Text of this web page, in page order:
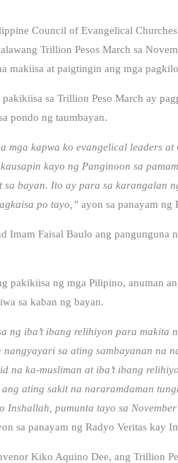
Council of Evangelical
Trillion Pesos March sa
makiisa at paigtingin ang mga
sa Trillion Peso March ay
pondo ng taumbayan.
mga kapwa ko evangelical leaders
kayo ng Panginoon sa
bayan. Ito ay para sa karangalan
po tayo,” ayon sa panayam ng
Imam Faisal Baulo ang pangunguna
pakikiisa ng mga Pilipino, anuman
sa kaban ng bayan.
ng iba’t ibang relihiyon para makita
sa ating sambayanan na
na ka-musliman at iba’t ibang
ating sakit na nararamdaman
Inshallah, pumunta tayo sa
sa panayam ng Radyo Veritas kay
Kiko Aquino Dee, ang Trillion